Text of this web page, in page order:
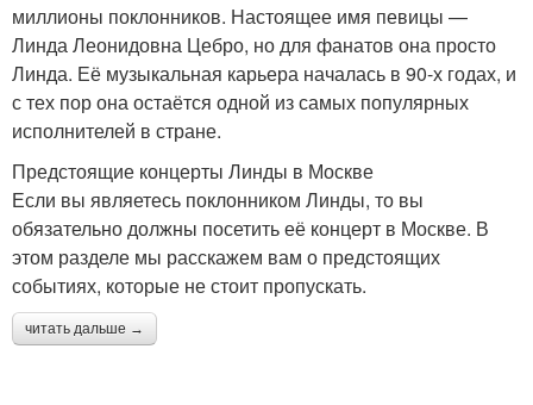
миллионы поклонников. Настоящее имя певицы —
Линда Леонидовна Цебро, но для фанатов она просто
Линда. Её музыкальная карьера началась в 90-х годах, и
с тех пор она остаётся одной из самых популярных
исполнителей в стране.
Предстоящие концерты Линды в Москве
Если вы являетесь поклонником Линды, то вы
обязательно должны посетить её концерт в Москве. В
этом разделе мы расскажем вам о предстоящих
событиях, которые не стоит пропускать.
читать дальше →